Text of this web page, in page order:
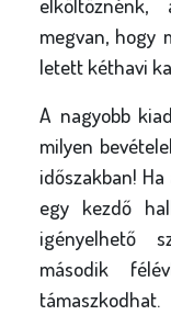
megvan, hogy
letett kéthavi
A nagyobb
milyen
időszakban!
egy kezdő
igényelhető
második